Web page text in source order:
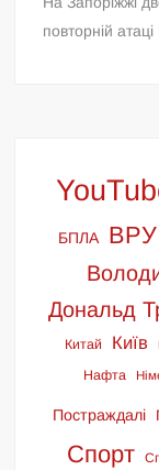
повторній
БПЛА ВРУ
Дональд
Китай Київ
Нафта
Постраждалі
Спорт